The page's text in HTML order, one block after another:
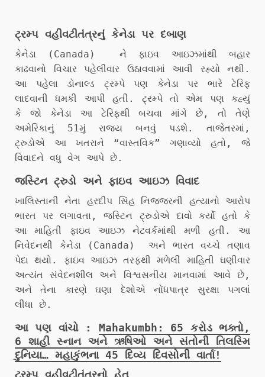
ટ્રમ્પ વહીવટીતંત્રનું કેનેડા પર દબાણ
કેનેડા (Canada) ને ફાઇવ આઇઝમાંથી બહાર
કાઢવાનો વિચાર પહેલીવાર ઉઠાવવામાં આવી રહ્યો નથી.
આ પહેલા ડોનાલ્ડ ટ્રમ્પે પણ કેનેડા પર ભારે ટેરિફ
લાદવાની ધમકી આપી હતી. ટ્રમ્પે તો એમ પણ કહ્યું
કે જો કેનેડા આ ટેરિફથી બચવા માંગે છે, તો તેણે
અમેરિકાનું 51મું રાજ્ય બનવું પડશે. તાજેતરમાં,
ટ્રુડોએ આ ખતરાને “વાસ્તવિક” ગણાવ્યો હતો, જે
વિવાદને વધુ વેગ આપે છે.
જસ્ટિન ટ્રુડો અને ફાઇવ આઇઝ વિવાદ
ખાલિસ્તાની નેતા હરદીપ સિંહ નિજ્જરની હત્યાનો આરોપ
ભારત પર લગાવતા, જસ્ટિન ટ્રુડોએ દાવો કર્યો હતો કે
આ માહિતી ફાઇવ આઇઝ નેટવર્કમાંથી મળી હતી. આ
નિવેદનથી કેનેડા (Canada) અને ભારત વચ્ચે તણાવ
પેદા થયો. ફાઇવ આઇઝ તરફથી મળેલી માહિતી ઘણીવાર
અત્યંત સંવેદનશીલ અને વિશ્વસનીય માનવામાં આવે છે,
અને તેના કારણે ઘણા દેશોએ નોંધપાત્ર સુરક્ષા પગલાં
લીધા છે.
આ પણ વાંચો : Mahakumbh: 65 કરોડ ભક્તો,
6 શાહી સ્નાન અને ઋષિઓ અને સંતોની તિલસ્મિ
દુનિયા… મહાકુંભના 45 દિવ્ય દિવસોની વાર્તા!